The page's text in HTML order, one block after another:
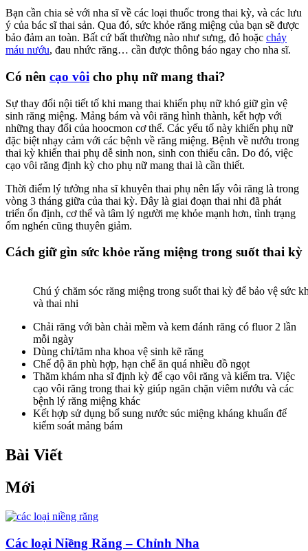
Bạn cần chia sẻ với nha sĩ về các loại thuốc trong thai kỳ, và các lưu
ý của bác sĩ thai sản. Qua đó, sức khỏe răng miệng của bạn sẽ được
bảo đảm an toàn. Bất cứ bất thường nào như sưng, đỏ hoặc chảy
máu nướu, đau nhức răng… cần được thông báo ngay cho nha sĩ.
Có nên cạo vôi cho phụ nữ mang thai?
Sự thay đổi nội tiết tố khi mang thai khiến phụ nữ khó giữ gìn vệ
sinh răng miệng. Mảng bám và vôi răng hình thành, kết hợp với
những thay đổi của hoocmon cơ thể. Các yếu tố này khiến phụ nữ
đặc biệt nhạy cảm với các bệnh về răng miệng. Bệnh về nướu trong
thai kỳ khiến thai phụ dễ sinh non, sinh con thiếu cân. Do đó, việc
cạo vôi răng định kỳ cho phụ nữ mang thai là cần thiết.
Thời điểm lý tưởng nha sĩ khuyên thai phụ nên lấy vôi răng là trong
vòng 3 tháng giữa của thai kỳ. Đây là giai đoạn thai nhi đã phát
triển ổn định, cơ thể và tâm lý người mẹ khỏe mạnh hơn, tình trạng
ốm nghén cũng thuyên giảm.
Cách giữ gìn sức khỏe răng miệng trong suốt thai kỳ
Chú ý chăm sóc răng miệng trong suốt thai kỳ để bảo vệ sức
và thai nhi
Chải răng với bàn chải mềm và kem đánh răng có fluor 2 lần
mỗi ngày
Dùng chỉ/tăm nha khoa vệ sinh kẽ răng
Chế độ ăn phù hợp, hạn chế ăn quá nhiều đồ ngọt
Thăm khám nha sĩ định kỳ để cạo vôi răng và kiểm tra. Việc
cạo vôi răng trong thai kỳ giúp ngăn chặn viêm nướu và các
bệnh lý răng miệng khác
Kết hợp sử dụng bổ sung nước súc miệng kháng khuẩn để
kiểm soát mảng bám
Bài Viết
Mới
Các loại Niềng Răng – Chỉnh Nha